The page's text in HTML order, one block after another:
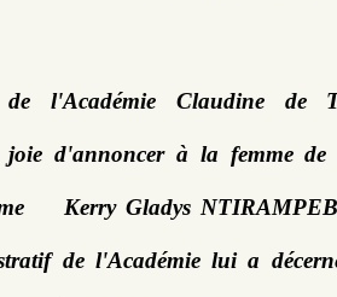
de l'Académie Claudine de
d'annoncer à la femme de
Kerry Gladys
de l'Académie lui a